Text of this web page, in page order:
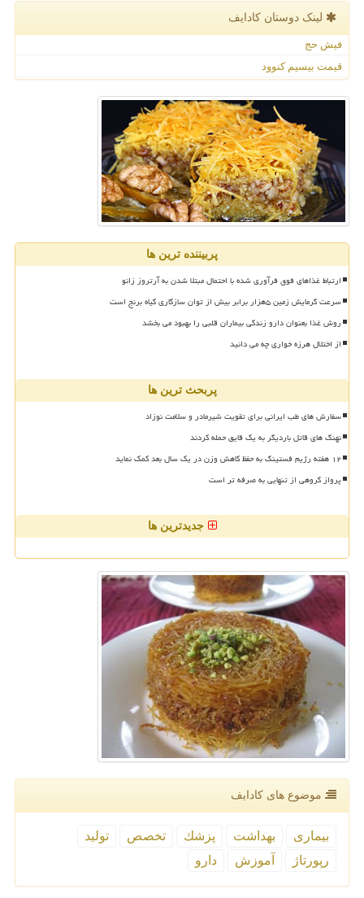
لینک دوستان كادایف
فیش حج
قیمت بیسیم کنوود
پربیننده ترین ها
ارتباط غذاهای فوق فرآوری شده با احتمال مبتلا شدن به آرتروز زانو
سرعت گرمایش زمین ۵هزار برابر بیش از توان سازگاری گیاه برنج است
روش غذا بعنوان دارو زندگی بیماران قلبی را بهبود می بخشد
از اختلال هرزه خواری چه می دانید
پربحث ترین ها
سفارش های طب ایرانی برای تقویت شیرمادر و سلامت نوزاد
نهنگ های قاتل باردیگر به یک قایق حمله کردند
۱۲ هفته رژیم فستینگ به حفظ کاهش وزن در یک سال بعد کمک نماید
پرواز گروهی از تنهایی به صرفه تر است
جدیدترین ها
موضوع های كادایف
بیماری بهداشت پزشك تخصص
تولید
رپورتاژ
آموزش دارو